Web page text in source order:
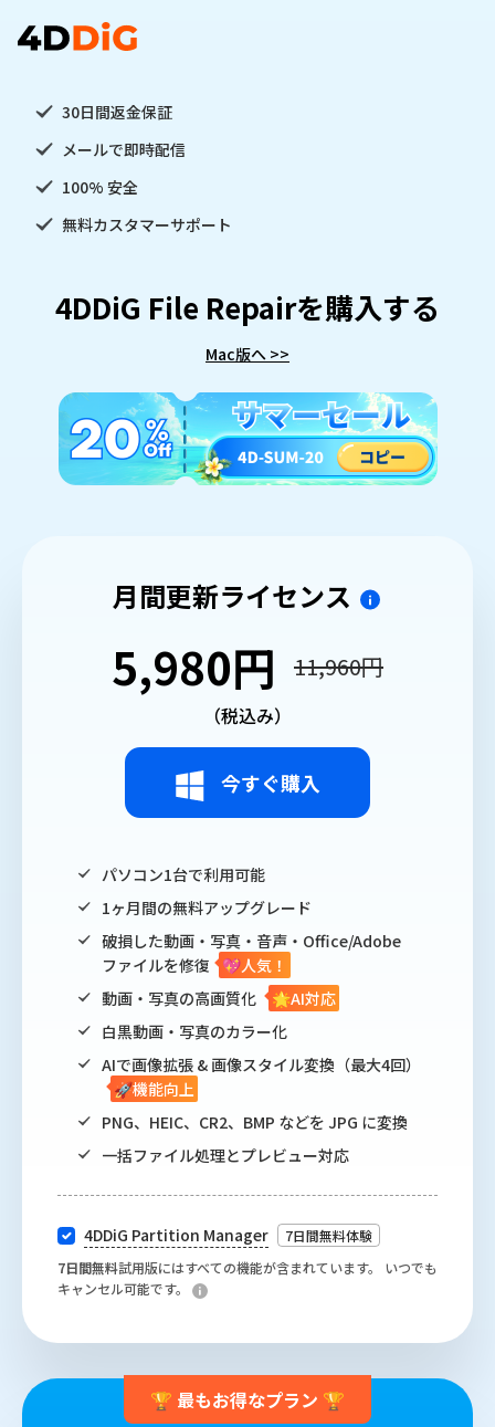
30日間返金保証
メールで即時配信
100% 安全
無料カスタマーサポート
4DDiG File Repairを購入する
Mac版へ >>
月間更新ライセンス
5,980円 11,960円
（税込み）
今すぐ購入
パソコン1台で利用可能
1ヶ月間の無料アップグレード
破損した動画・写真・音声・Office/Adobe
ファイルを修復
💖人気！
動画・写真の高画質化
🌟AI対応
白黒動画・写真のカラー化
AIで画像拡張 & 画像スタイル変換（最大4回）
🚀機能向上
PNG、HEIC、CR2、BMP などを JPG に変換
一括ファイル処理とプレビュー対応
4DDiG Partition Manager
7日間無料体験
7日間無料試用版にはすべての機能が含まれています。 いつでも
キャンセル可能です。
🏆 最もお得なプラン 🏆